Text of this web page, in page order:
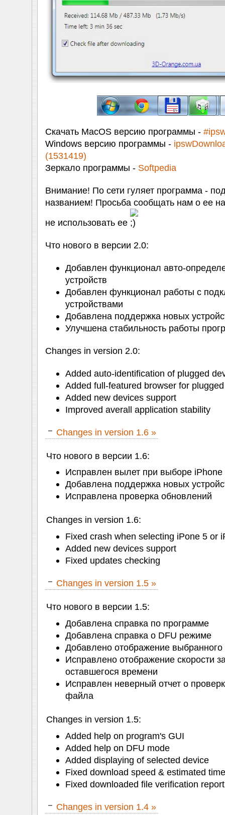
Скачать MacOS версию программы -
Windows версию программы -
(1531419)
Зеркало программы - Softpedia
Внимание! По сети гуляет программа -
названием! Просьба сообщать нам о ее
не использовать ее
Что нового в версии 2.0:
Добавлен функционал авто-
устройств
Добавлен функционал работы с
устройствами
Добавлена поддержка новых
Улучшена стабильность работы
Changes in version 2.0:
Added auto-identification of plugged
Added full-featured browser for
Added new devices support
Improved averall application stability
Changes in version 1.6 »
Что нового в версии 1.6:
Исправлен вылет при выборе iPhone
Добавлена поддержка новых
Исправлена проверка обновлений
Changes in version 1.6:
Fixed crash when selecting iPone 5 or
Added new devices support
Fixed updates checking
Changes in version 1.5 »
Что нового в версии 1.5:
Добавлена справка по программе
Добавлена справка о DFU режиме
Добавлено отображение выбранного
Исправлено отображение скорости
оставшегося времени
Исправлен неверный отчет о
файла
Changes in version 1.5:
Added help on program's GUI
Added help on DFU mode
Added displaying of selected device
Fixed download speed & estimated
Fixed downloaded file verification report
Changes in version 1.4 »